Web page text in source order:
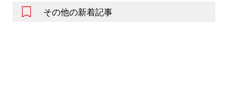
その他の新着記事